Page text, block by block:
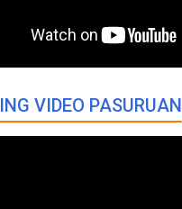
VIDEO PASURUAN